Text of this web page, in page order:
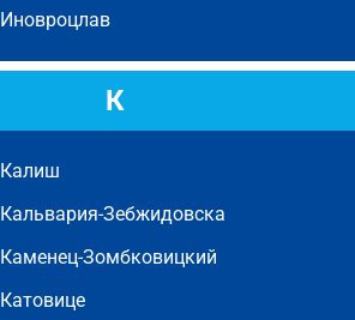
Иновроцлав
К
Калиш
Кальвария-Зебжидовска
Каменец-Зомбковицкий
Катовице